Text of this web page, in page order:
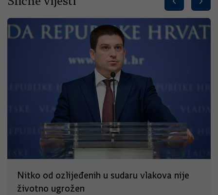
Nitko od ozlijeđenih u sudaru vlakova nije
životno ugrožen